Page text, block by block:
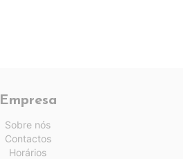
Empresa
Sobre nós
Contactos
Horários